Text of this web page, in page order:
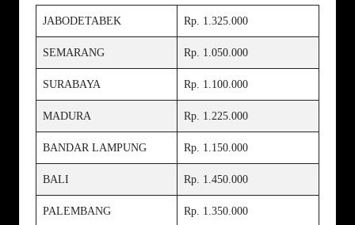
JABODETABEK Rp. 1.325.000
SEMARANG Rp. 1.050.000
SURABAYA Rp. 1.100.000
MADURA Rp. 1.225.000
BANDAR LAMPUNG Rp. 1.150.000
BALI Rp. 1.450.000
PALEMBANG Rp. 1.350.000